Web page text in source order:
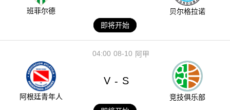
班菲尔德
贝尔格拉诺
即将开始
08-10
04:00 阿甲
阿根廷青年人
V - S
竞技俱乐部